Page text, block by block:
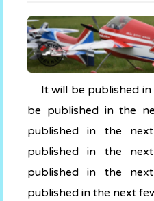
It will be published
be published in the
published in the
published in the
published in the
published in the next